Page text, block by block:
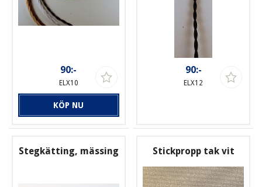
90:-
ELX10
KÖP NU
90:-
ELX12
Stegkätting, mässing Stickpropp tak vit